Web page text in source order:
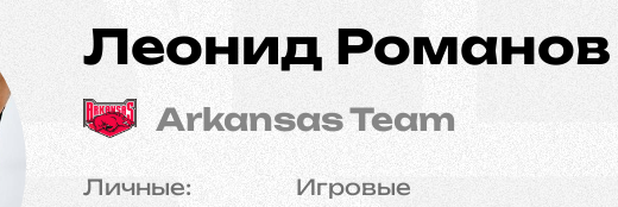
Леонид Романов
Arkansas Team
Личные:
Игровые